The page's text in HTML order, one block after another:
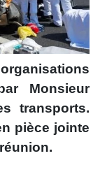
Monsieur
transports.
pièce jointe